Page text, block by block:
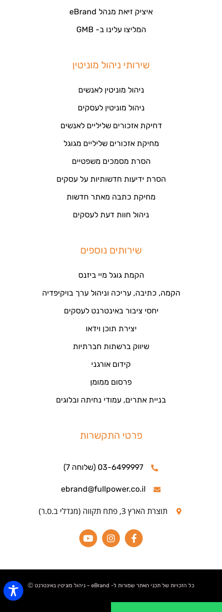
איציק זיאת מנהל eBrand
המליצו עלינו ב- GMB
שירותי ניהול מוניטין
ניהול מוניטין לאנשים
ניהול מוניטין לעסקים
דחיקת אזכורים שליליים לאנשים
מחיקת אזכורים שליליים מגוגל
הסרת מסמכים משפטיים
הסרת ידיעות חדשותיות על עסקים
מחיקת כתבה מאתר חדשות
ניהול חוות דעת לעסקים
שירותים נוספים
הקמת גוגל מיי ביזנס
הקמה, כתיבה, עריכה וניהול ערך בויקיפדיה
יחסי ציבור באינטרנט לעסקים
יצירת תוכן וידאו
שיווק ברשתות חברתיות
קידום אורגני
פרסום ממומן
בניית אתרים, עמודי נחיתה ובלוגים
פרטי התקשרות
03-6499997 (שלוחה 7)
ebrand@fullpower.co.il
תוצרת הארץ 3, פתח תקווה (מגדלי ב.ס.ר)
כל הזכויות של תכני האתר שמורות ל- eBrand – ניהול מוניטין באינטרנט Ⓒ